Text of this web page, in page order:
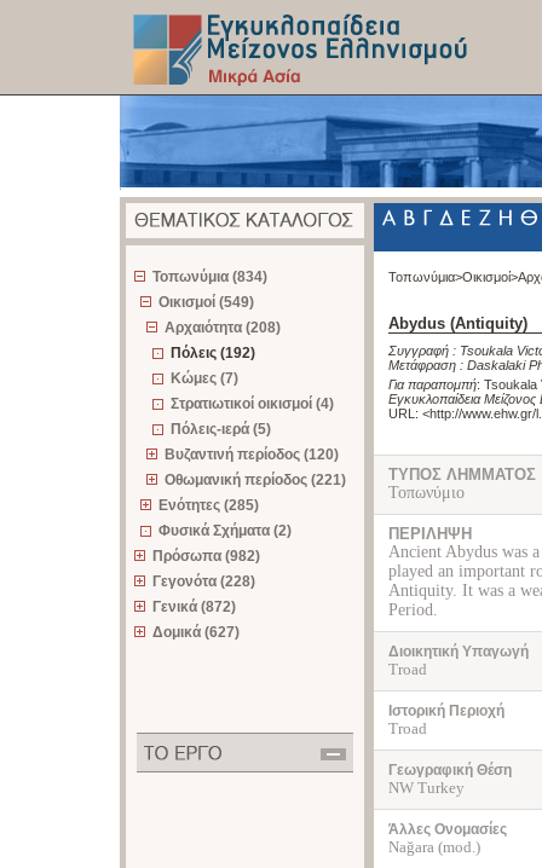
Τοπωνύμια (834)
Οικισμοί (549)
Αρχαιότητα (208)
Πόλεις (192)
Κώμες (7)
Στρατιωτικοί οικισμοί (4)
Πόλεις-ιερά (5)
Βυζαντινή περίοδος (120)
Οθωμανική περίοδος (221)
Ενότητες (285)
Φυσικά Σχήματα (2)
Πρόσωπα (982)
Γεγονότα (228)
Γενικά (872)
Δομικά (627)
Τοπωνύμια>Οικισμοί>
Abydus (Antiquity)
Συγγραφή : Tsoukala
Μετάφραση : Daskalaki
Για παραπομπή: Tsoukala
Εγκυκλοπαίδεια
URL: <http://www.ehw.gr/
ΤΥΠΟΣ ΛΗΜΜΑΤΟΣ
Τοπωνύμιο
ΠΕΡΙΛΗΨΗ
Ancient Abydus was
played an important
Antiquity. It was a
Period.
Διοικητική Υπαγωγή
Troad
Ιστορική Περιοχή
Troad
Γεωγραφική Θέση
NW Turkey
Άλλες Ονομασίες
Nağara (mod.)